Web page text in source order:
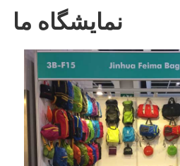
نمایشگاه ما